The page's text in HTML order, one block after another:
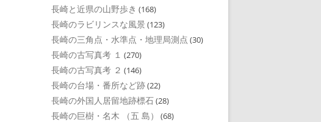
長崎と近県の山野歩き (168)
長崎のラビリンスな風景 (123)
長崎の三角点・水準点・地理局測点 (30)
長崎の古写真考 １ (270)
長崎の古写真考 ２ (146)
長崎の台場・番所など跡(22)
長崎の外国人居留地跡標石(28)
長崎の巨樹・名木 （五 島） (68)